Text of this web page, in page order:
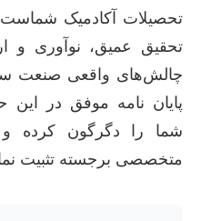
تحصیلات آکادمیک
تحقیق عمیق، نوآوری و
چالش‌های واقعی صنعت
پایان نامه موفق در
شما را دگرگون کرده و
متخصصی برجسته تثبیت